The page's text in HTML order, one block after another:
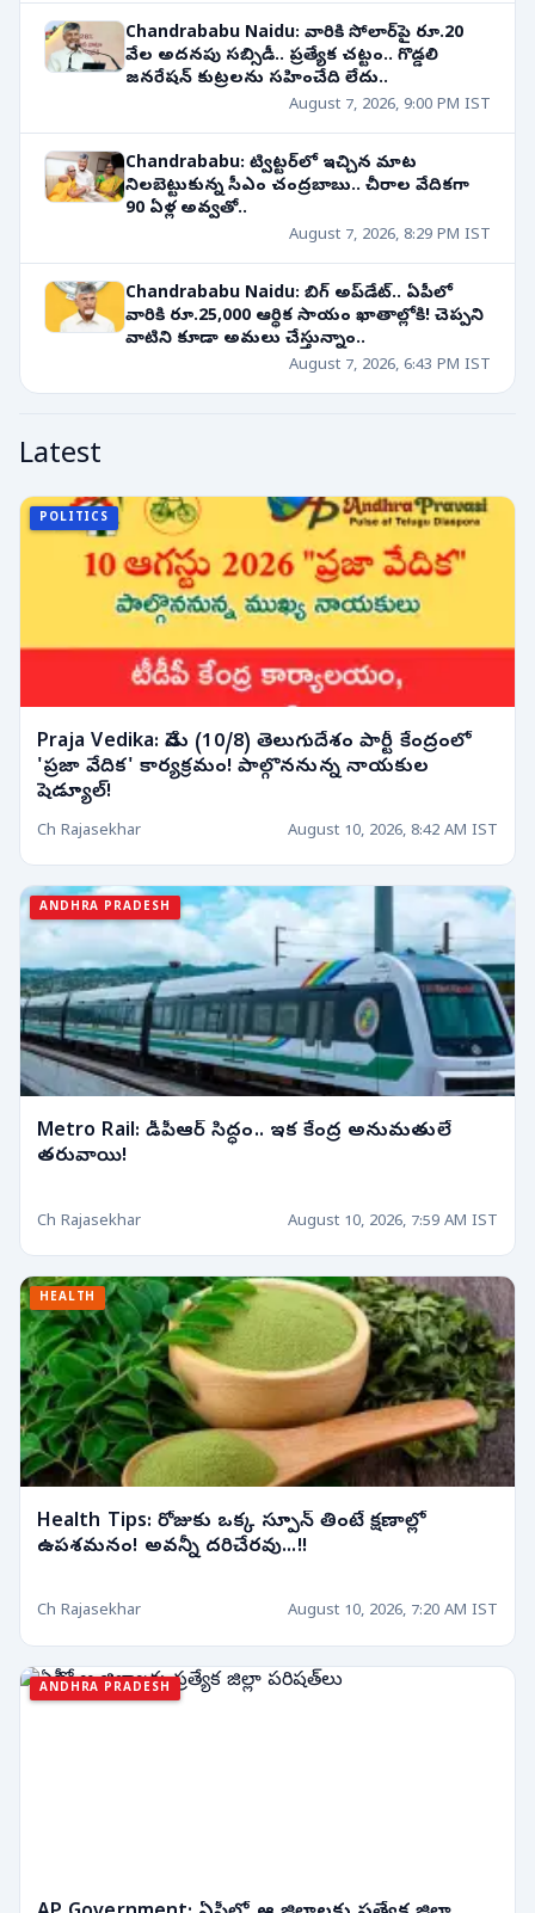
Chandrababu Naidu: వారికి సోలార్‌పై రూ.20
వేల అదనపు సబ్సిడీ.. ప్రత్యేక చట్టం.. గొడ్డలి
జనరేషన్ కుట్రలను సహించేది లేదు..
August 7, 2026, 9:00 PM IST
Chandrababu: ట్విట్టర్‌లో ఇచ్చిన మాట
నిలబెట్టుకున్న సీఎం చంద్రబాబు.. చీరాల వేదికగా
90 ఏళ్ల అవ్వతో..
August 7, 2026, 8:29 PM IST
Chandrababu Naidu: బిగ్ అప్‌డేట్.. ఏపీలో
వారికి రూ.25,000 ఆర్థిక సాయం ఖాతాల్లోకి! చెప్పని
వాటిని కూడా అమలు చేస్తున్నాం..
August 7, 2026, 6:43 PM IST
Latest
POLITICS
Praja Vedika: నేడు (10/8) తెలుగుదేశం పార్టీ కేంద్రంలో
'ప్రజా వేదిక' కార్యక్రమం! పాల్గొననున్న నాయకుల
షెడ్యూల్!
Ch Rajasekhar August 10, 2026, 8:42 AM IST
ANDHRA PRADESH
Metro Rail: డీపీఆర్ సిద్ధం.. ఇక కేంద్ర అనుమతులే
తరువాయి!
Ch Rajasekhar August 10, 2026, 7:59 AM IST
HEALTH
Health Tips: రోజుకు ఒక్క స్పూన్ తింటే క్షణాల్లో
ఉపశమనం! అవన్నీ దరిచేరవు...!!
Ch Rajasekhar August 10, 2026, 7:20 AM IST
ANDHRA PRADESH